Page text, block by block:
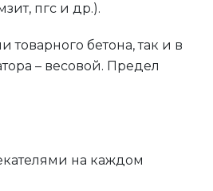
пгс и др.).
бетона, так и в
– весовой. Предел
на каждом